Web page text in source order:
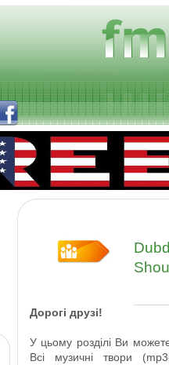
Дорогі друзі!
У цьому розділі Ви
Всі
музичні твори (mp3